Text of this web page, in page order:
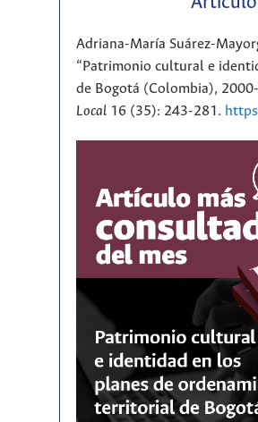
Adriana-María Suárez-
“Patrimonio cultural e
de Bogotá (Colombia),
Local16 (35): 243-281.